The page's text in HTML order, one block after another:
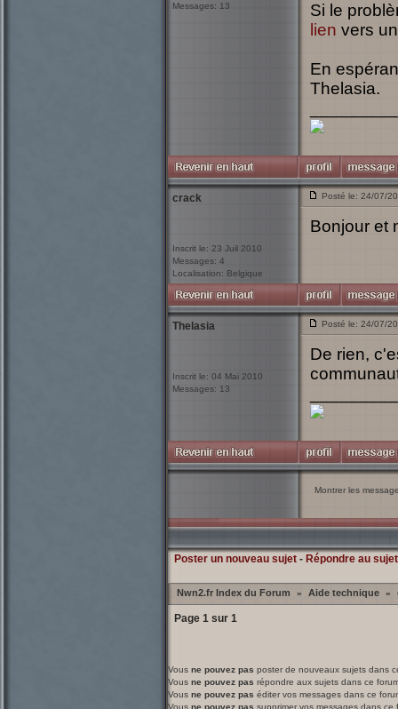
Messages: 13
Si le
lien vers
En
Thelasia.
crack
Inscrit le: 23 Juil 2010
Messages: 4
Localisation: Belgique
Posté le: 24/07/
Bonjour et
Thelasia
Inscrit le: 04 Mai 2010
Messages: 13
Posté le: 24/07/
De rien,
Montrer les
Poster un nouveau sujet- Répondre au sujet
Nwn2.fr Index du Forum » Aide technique »
Page 1sur 1
Vous ne pouvez pas poster de nouveaux sujets dans
Vous ne pouvez pas répondre aux sujets dans ce
Vous ne pouvez pas éditer vos messages dans ce
Vous ne pouvez pas supprimer vos messages dans ce